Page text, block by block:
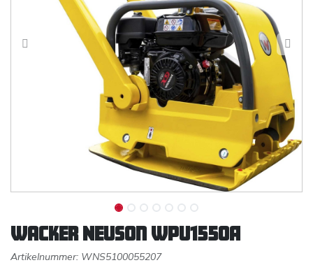
Wacker Neuson WPU1550A
Artikelnummer: WNS5100055207